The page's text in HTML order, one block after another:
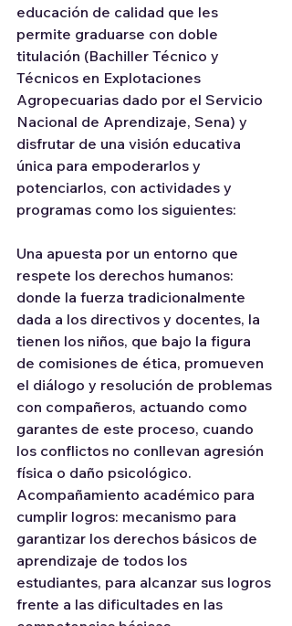
educación de calidad que les
permite graduarse con doble
titulación (Bachiller Técnico y
Técnicos en Explotaciones
Agropecuarias dado por el Servicio
Nacional de Aprendizaje, Sena) y
disfrutar de una visión educativa
única para empoderarlos y
potenciarlos, con actividades y
programas como los siguientes:
Una apuesta por un entorno que
respete los derechos humanos:
donde la fuerza tradicionalmente
dada a los directivos y docentes, la
tienen los niños, que bajo la figura
de comisiones de ética, promueven
el diálogo y resolución de problemas
con compañeros, actuando como
garantes de este proceso, cuando
los conflictos no conllevan agresión
física o daño psicológico.
Acompañamiento académico para
cumplir logros: mecanismo para
garantizar los derechos básicos de
aprendizaje de todos los
estudiantes, para alcanzar sus logros
frente a las dificultades en las